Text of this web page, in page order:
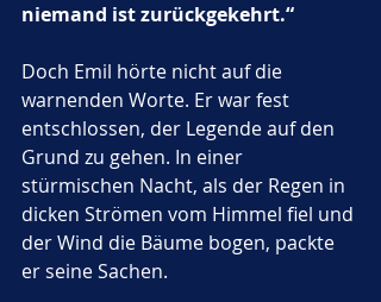
niemand ist zurückgekehrt.“
Doch Emil hörte nicht auf die
warnenden Worte. Er war fest
entschlossen, der Legende auf den
Grund zu gehen. In einer
stürmischen Nacht, als der Regen in
dicken Strömen vom Himmel fiel und
der Wind die Bäume bogen, packte
er seine Sachen.